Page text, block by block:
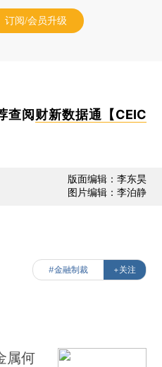
订阅/会员升级
查阅 财新数据通【CEIC
版面编辑：李东昊
图片编辑：李泊静
#金融制裁 +关注
属何